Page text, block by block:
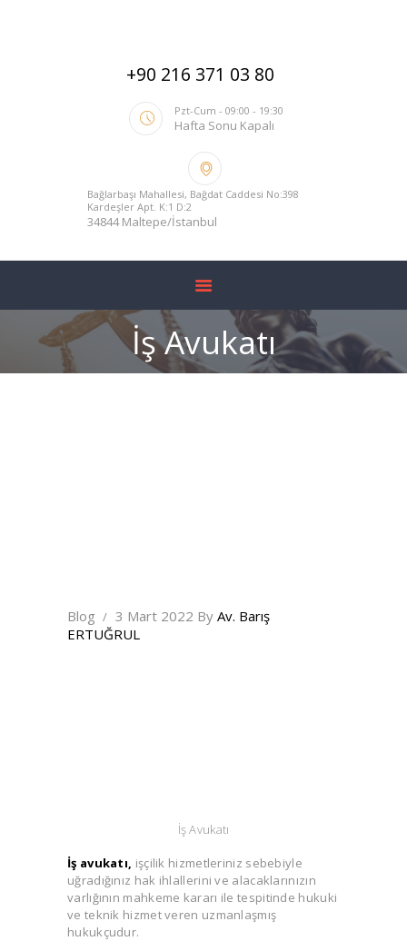
+90 216 371 03 80
Pzt-Cum - 09:00 - 19:30
Hafta Sonu Kapalı
Bağlarbaşı Mahallesi, Bağdat Caddesi No:398
Kardeşler Apt. K:1 D:2
34844 Maltepe/İstanbul
İş Avukatı
HIZMETLERIMIZ
BLOG
YARGITAY İÇTIHADI
Blog 3 Mart 2022 By Av. Barış
ERTUĞRUL
İş Avukatı
İş avukatı, işçilik hizmetleriniz sebebiyle
uğradığınız hak ihlallerini ve alacaklarınızın
varlığının mahkeme kararı ile tespitinde hukuki
ve teknik hizmet veren uzmanlaşmış
hukukçudur.